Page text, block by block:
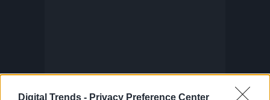
Digital Trends - Privacy Preference Center